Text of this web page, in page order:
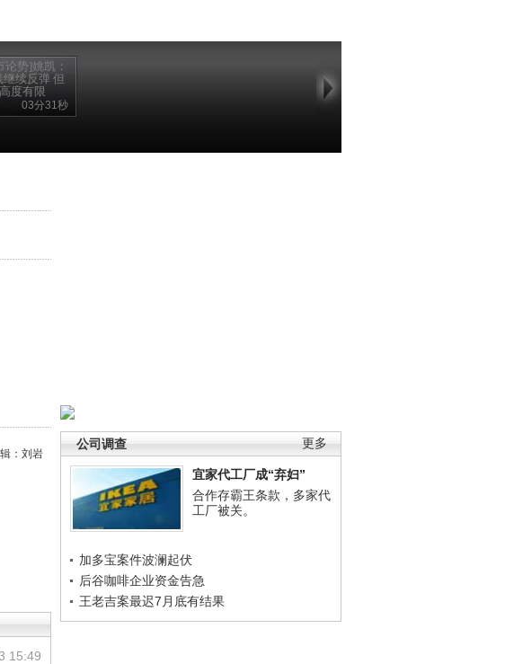
论势]姚凯：
继续反弹 但
高度有限
03分31秒
更多
公司调查
宜家代工厂成“弃妇”
合作存霸王条款，多家代
工厂被关。
加多宝案件波澜起伏
后谷咖啡企业资金告急
王老吉案最迟7月底有结果
：刘岩
15:49